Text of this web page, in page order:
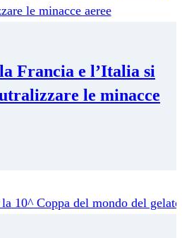
Francia e l’Italia si
le minacce